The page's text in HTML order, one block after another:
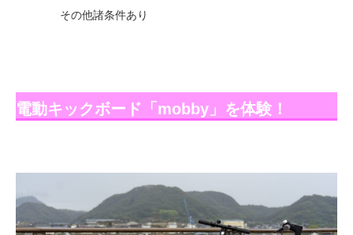
その他諸条件あり
電動キックボード「mobby」を体験！